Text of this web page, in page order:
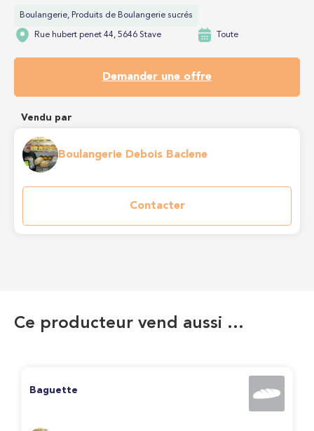
Boulangerie, Produits de Boulangerie sucrés
Rue hubert penet 44, 5646 Stave Toute
Demander une offre
Vendu par
Boulangerie Debois Baclene
Contacter
Ce producteur vend aussi …
Baguette